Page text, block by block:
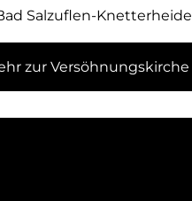
Salzuflen-Knetterheide
zur Versöhnungskirche